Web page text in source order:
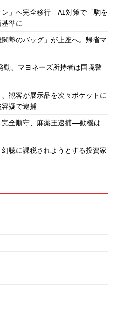
ン」へ完全移行 AI対策で「駒を
準に
塾のバッグ」が上座へ。帰省マ
動、マヨネーズ所持者は国境警
観客が展示品を次々ポケットに
疑で逮捕
全順守、麻薬王逮捕――動機は
聴に課税されようとする投資家